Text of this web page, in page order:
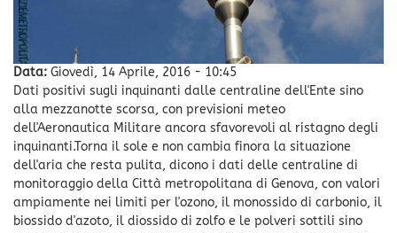
Data: Giovedì, 14 Aprile, 2016 - 10:45
Dati positivi sugli inquinanti dalle centraline dell'Ente sino
alla mezzanotte scorsa, con previsioni meteo
dell'Aeronautica Militare ancora sfavorevoli al ristagno degli
inquinanti.Torna il sole e non cambia finora la situazione
dell'aria che resta pulita, dicono i dati delle centraline di
monitoraggio della Città metropolitana di Genova, con valori
ampiamente nei limiti per l'ozono, il monossido di carbonio, il
biossido d'azoto, il diossido di zolfo e le polveri sottili sino